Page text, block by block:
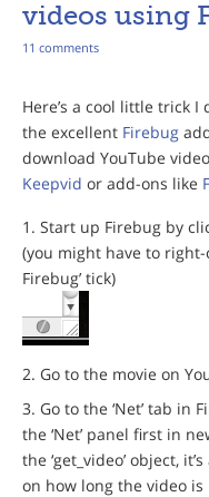
videos using
11 comments
Here’s a cool little trick
the excellent Firebug
download YouTube
Keepvid or add-ons like
Start up Firebug by
(you might have to right-
Firebug’ tick)
Go to the movie on
Go to the ‘Net’ tab in
the ‘Net’ panel first in
the ‘get_video’ object,
on how long the video is